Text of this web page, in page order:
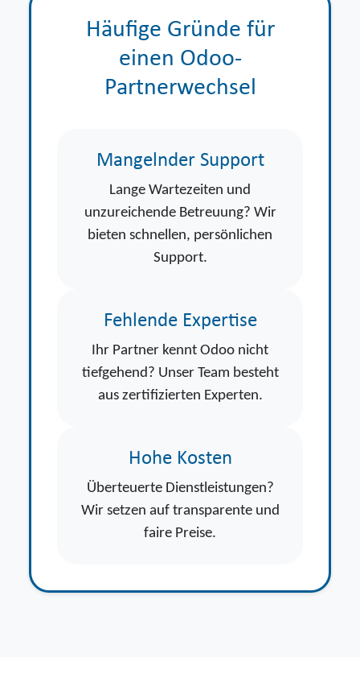
Häufige Gründe für
einen Odoo-
Partnerwechsel
Mangelnder Support
Lange Wartezeiten und
unzureichende Betreuung? Wir
bieten schnellen, persönlichen
Support.
Fehlende Expertise
Ihr Partner kennt Odoo nicht
tiefgehend? Unser Team besteht
aus zertifizierten Experten.
Hohe Kosten
Überteuerte Dienstleistungen?
Wir setzen auf transparente und
faire Preise.